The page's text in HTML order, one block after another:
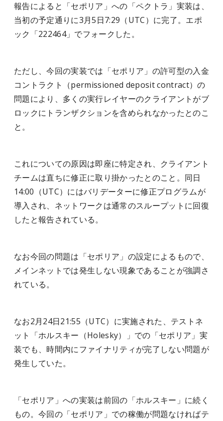
報告によると「セポリア」への「ペクトラ」実装は、
当初の予定通りに3月5日7:29（UTC）に完了。エポ
ック「222464」でフォークした。
ただし、今回の実装では「セポリア」の許可型の入金
コントラクト（permissioned deposit contract）の
問題により、多くの実行レイヤーのクライアントがブ
ロックにトランザクションを含められなかったとのこ
と。
これについての原因は即座に特定され、クライアント
チームは直ちに修正に取り掛かったとのこと。同日
14:00（UTC）にはバリデーターに修正プログラムが
導入され、ネットワークは通常のスループットに回復
したと報告されている。
なお今回の問題は「セポリア」の設定によるもので、
メインネットでは発生しない現象であることが強調さ
れている。
なお2月24日21:55（UTC）に実施された、テストネ
ット「ホルスキー（Holesky）」での「セポリア」実
装でも、時間内にファイナリティが完了しない問題が
発生していた。
「セポリア」への実装は前回の「ホルスキー」に続く
もの。今回の「セポリア」での稼働が問題なければテ